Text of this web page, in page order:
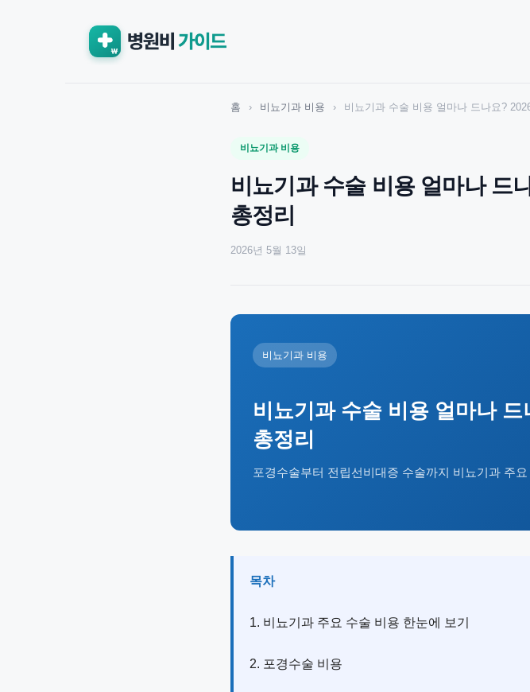
홈 › 비뇨기과 비용 › 비뇨기과 수술 비용 얼마나 드나요?
비뇨기과 비용
비뇨기과 수술 비용 얼마나 드
총정리
2026년 5월 13일
비뇨기과 비용
비뇨기과 수술 비용 얼마나
총정리
포경수술부터 전립선비대증 수술까지 비뇨기과 주
목차
1. 비뇨기과 주요 수술 비용 한눈에 보기
2. 포경수술 비용